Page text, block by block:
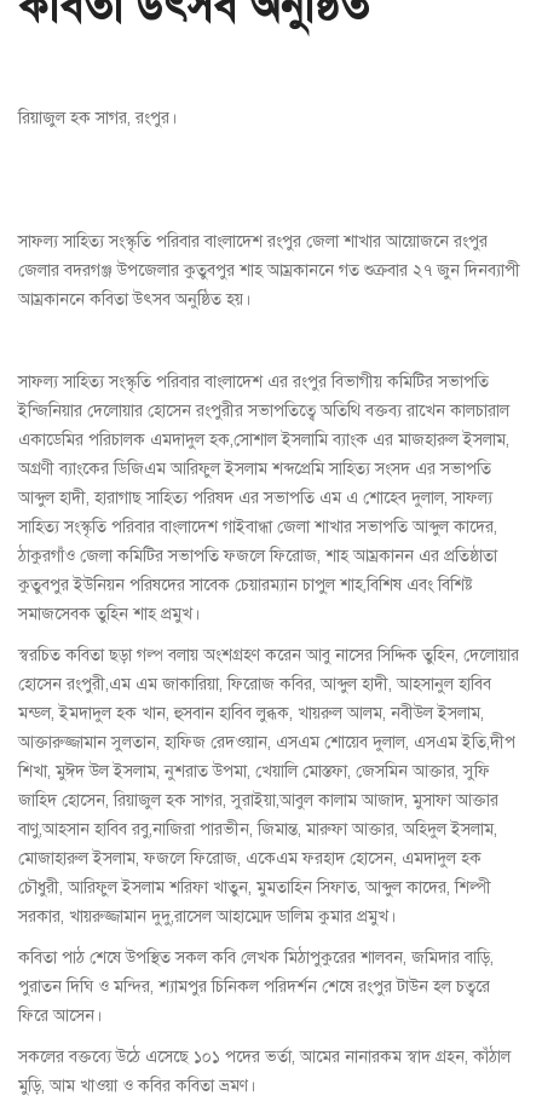
রিয়াজুল হক সাগর, রংপুর।
সাফল্য সাহিত্য সংস্কৃতি পরিবার বাংলাদেশ রংপুর জেলা শাখার আয়োজনে রংপুর
জেলার বদরগঞ্জ উপজেলার কুতুবপুর শাহ আম্রকাননে গত শুক্রবার ২৭ জুন দিনব্যাপী
আম্রকাননে কবিতা উৎসব অনুষ্ঠিত হয়।
সাফল্য সাহিত্য সংস্কৃতি পরিবার বাংলাদেশ এর রংপুর বিভাগীয় কমিটির সভাপতি
ইন্জিনিয়ার দেলোয়ার হোসেন রংপুরীর সভাপতিত্বে অতিথি বক্তব্য রাখেন কালচারাল
একাডেমির পরিচালক এমদাদুল হক,সোশাল ইসলামি ব্যাংক এর মাজহারুল ইসলাম,
অগ্রণী ব্যাংকের ডিজিএম আরিফুল ইসলাম শব্দপ্রেমি সাহিত্য সংসদ এর সভাপতি
আব্দুল হাদী, হারাগাছ সাহিত্য পরিষদ এর সভাপতি এম এ শোহেব দুলাল, সাফল্য
সাহিত্য সংস্কৃতি পরিবার বাংলাদেশ গাইবান্ধা জেলা শাখার সভাপতি আব্দুল কাদের,
ঠাকুরগাঁও জেলা কমিটির সভাপতি ফজলে ফিরোজ, শাহ আম্রকানন এর প্রতিষ্ঠাতা
কুতুবপুর ইউনিয়ন পরিষদের সাবেক চেয়ারম্যান চাপু্ল শাহ,বিশিষ এবং বিশিষ্ট
সমাজসেবক তুহিন শাহ প্রমুখ।
স্বরচিত কবিতা ছড়া গল্প বলায় অংশগ্রহণ করেন আবু নাসের সিদ্দিক তুহিন, দেলোয়ার
হোসেন রংপুরী,এম এম জাকারিয়া, ফিরোজ কবির, আব্দুল হাদী, আহসানুল হাবিব
মন্ডল, ইমদাদুল হক খান, হুসবান হাবিব লুব্ধক, খায়রুল আলম, নবীউল ইসলাম,
আক্তারুজ্জামান সুলতান, হাফিজ রেদওয়ান, এসএম শোয়েব দুলাল, এসএম ইতি,দীপ
শিখা, মুঈদ উল ইসলাম, নুশরাত উপমা, খেয়ালি মোস্তফা, জেসমিন আক্তার, সুফি
জাহিদ হোসেন, রিয়াজুল হক সাগর, সুরাইয়া,আবুল কালাম আজাদ, মুসাফা আক্তার
বাণু,আহসান হাবিব রবু,নাজিরা পারভীন, জিমান্ত, মারুফা আক্তার, অহিদুল ইসলাম,
মোজাহারুল ইসলাম, ফজলে ফিরোজ, একেএম ফরহাদ হোসেন, এমদাদুল হক
চৌধুরী, আরিফুল ইসলাম শরিফা খাতুন, মুমতাহিন সিফাত, আব্দুল কাদের, শিল্পী
সরকার, খায়রুজ্জামান দুদু,রাসেল আহাম্মেদ ডালিম কুমার প্রমুখ।
কবিতা পাঠ শেষে উপস্থিত সকল কবি লেখক মিঠাপুকুরের শালবন, জমিদার বাড়ি,
পুরাতন দিঘি ও মন্দির, শ্যামপুর চিনিকল পরিদর্শন শেষে রংপুর টাউন হল চত্বরে
ফিরে আসেন।
সকলের বক্তব্যে উঠে এসেছে ১০১ পদের ভর্তা, আমের নানারকম স্বাদ গ্রহন, কাঁঠাল
মুড়ি, আম খাওয়া ও কবির কবিতা ভ্রমণ।